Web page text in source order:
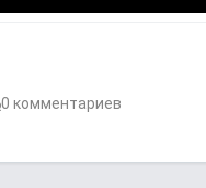
0 комментариев